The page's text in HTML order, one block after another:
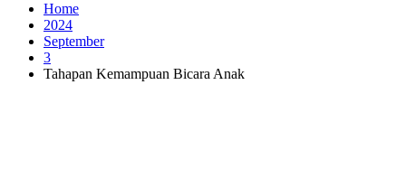
Home
2024
September
3
Tahapan Kemampuan Bicara Anak